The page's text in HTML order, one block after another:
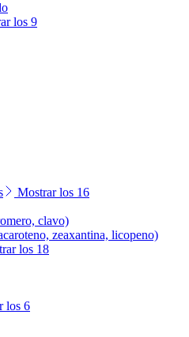
los 9
Mostrar los 16
clavo)
zeaxantina, licopeno)
los 18
los 6